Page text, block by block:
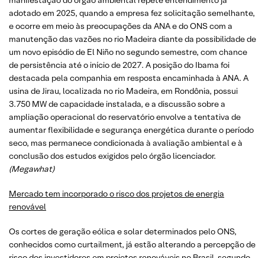
adotado em 2025, quando a empresa fez solicitação semelhante,
e ocorre em meio às preocupações da ANA e do ONS com a
manutenção das vazões no rio Madeira diante da possibilidade de
um novo episódio de El Niño no segundo semestre, com chance
de persistência até o início de 2027. A posição do Ibama foi
destacada pela companhia em resposta encaminhada à ANA. A
usina de Jirau, localizada no rio Madeira, em Rondônia, possui
3.750 MW de capacidade instalada, e a discussão sobre a
ampliação operacional do reservatório envolve a tentativa de
aumentar flexibilidade e segurança energética durante o período
seco, mas permanece condicionada à avaliação ambiental e à
conclusão dos estudos exigidos pelo órgão licenciador.
(Megawhat)
Mercado tem incorporado o risco dos projetos de energia
renovável
Os cortes de geração eólica e solar determinados pelo ONS,
conhecidos como curtailment, já estão alterando a percepção de